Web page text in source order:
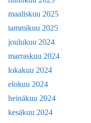
maaliskuu 2025
tammikuu 2025
joulukuu 2024
marraskuu 2024
lokakuu 2024
elokuu 2024
heinäkuu 2024
kesäkuu 2024